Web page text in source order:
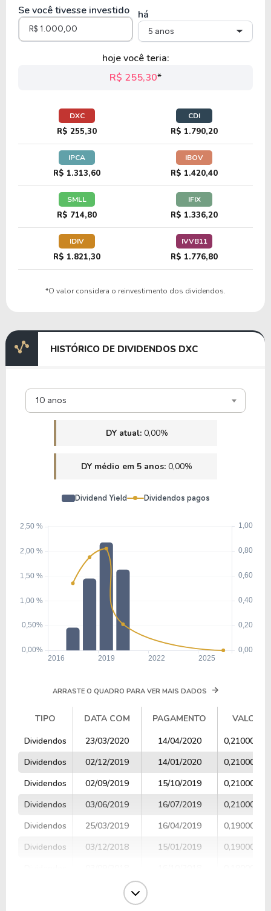
INTU
13,41 20,77%
DDOG
701,90 3,40% 0,00%
94,83 2,41 2,54% 0,00%
Se você tivesse investido há
5 anos
hoje você teria:
R$ 255,30*
DXC
R$ 255,30
CDI
R$ 1.790,20
IPCA
R$ 1.313,60
IBOV
R$ 1.420,40
SMLL
R$ 714,80
IFIX
R$ 1.336,20
IDIV
R$ 1.821,30
IVVB11
R$ 1.776,80
*O valor considera o reinvestimento dos dividendos.
HISTÓRICO DE DIVIDENDOS DXC
10 anos
DY atual: 0,00%
DY médio em 5 anos: 0,00%
Dividend Yield Dividendos pagos
ARRASTE O QUADRO PARA VER MAIS DADOS
TIPO DATA COM PAGAMENTO
VALOR
TIPO
DATA COM PAGAMENTO VALOR
Dividendos 23/03/2020 14/04/2020
0,21000000
Dividendos
02/12/2019 14/01/2020
0,21000000
Dividendos
02/09/2019 15/10/2019
0,21000000
Dividendos
03/06/2019 16/07/2019
0,21000000
Dividendos
25/03/2019 16/04/2019
0,19000000
Dividendos
03/12/2018 15/01/2019
0,19000000
04/06/2018